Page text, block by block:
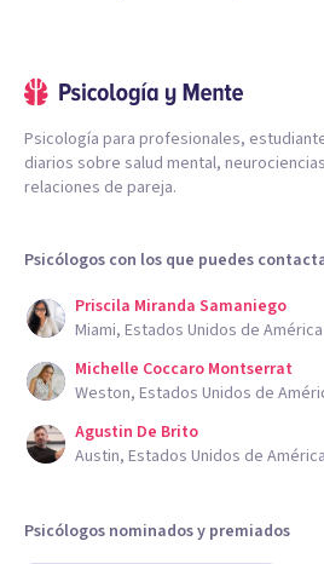
Psicología para profesionales,
diarios sobre salud mental,
relaciones de pareja.
Psicólogos con los que puedes
Priscila Miranda Samaniego
Miami, Estados Unidos de América
Michelle Coccaro Montserrat
Weston, Estados Unidos de
Agustin De Brito
Austin, Estados Unidos de América
Psicólogos nominados y premiados